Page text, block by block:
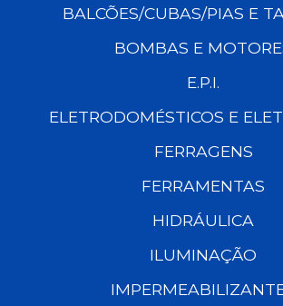
BALCÕES/CUBAS/PIAS E
BOMBAS E
E.P.I.
ELETRODOMÉSTICOS E
FERRAGENS
FERRAMENTAS
HIDRÁULICA
ILUMINAÇÃO